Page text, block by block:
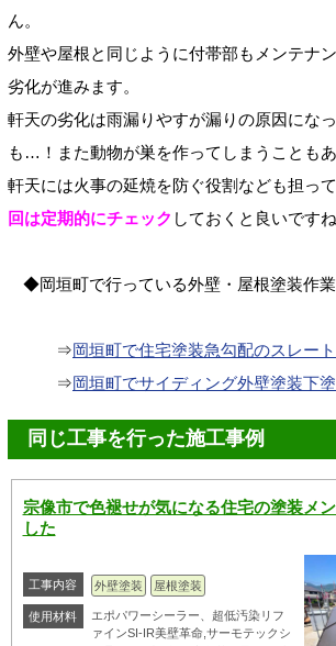
ん。
外壁や屋根と同じように付帯部もメンテナ
劣化が進みます。
軒天の劣化は雨漏りやすが漏りの原因にな
も…！また動物が巣を作ってしまうこともあ
軒天には火事の延焼を防ぐ役割なども担っ
回は定期的にチェック しておくと良いです
◆岡垣町で行っている外壁・屋根塗装作
⇒岡垣町で住宅塗装急勾配のスレー
⇒岡垣町でサイディング外壁塗装下
同じ工事を行った施工事例
宗像市で色褪せが気になる住宅の塗装メ
した
工事内容 外壁塗装 屋根塗装
使用材料
エポパワーシーラー、超低汚染リフ
ァインSI-IR美壁革命,サーモテックシ